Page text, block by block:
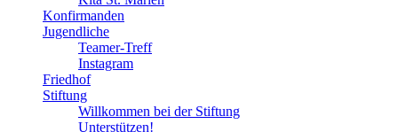
Konfirmanden
Jugendliche
Teamer-Treff
Instagram
Friedhof
Stiftung
Willkommen bei der Stiftung
Unterstützen!